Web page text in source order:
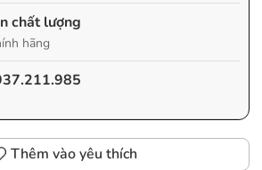
chất lượng
hãng
Thêm vào yêu thích